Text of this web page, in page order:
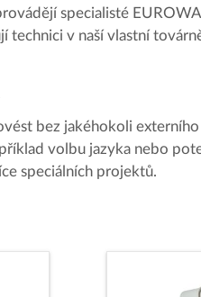
specialisté
technici v naší vlastní
bez jakéhokoli
volbu jazyka nebo
speciálních projektů.